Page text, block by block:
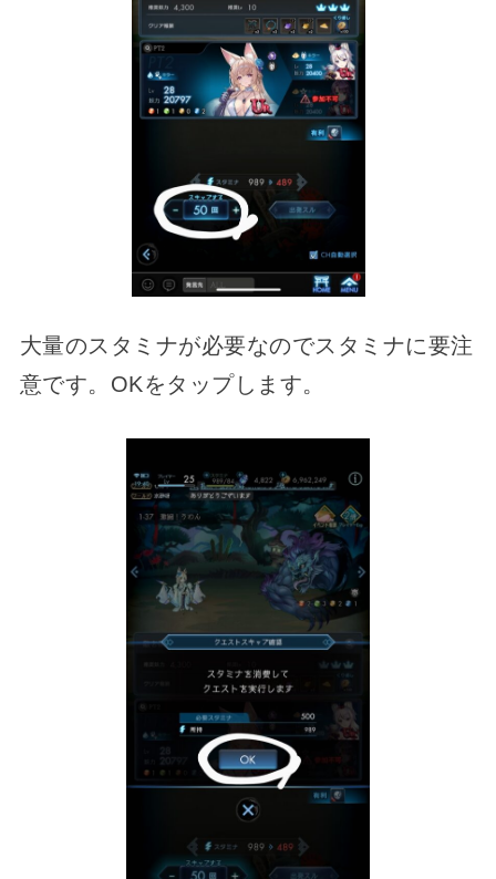
大量のスタミナが必要なのでスタミナに要注
意です。OKをタップします。